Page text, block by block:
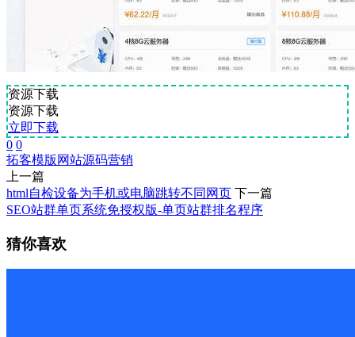
资源下载
资源下载
立即下载
0 0
拓客模版 网站源码营销
上一篇
html自检设备为手机或电脑跳转不同网页 下一篇
SEO站群单页系统免授权版-单页站群排名程序
猜你喜欢